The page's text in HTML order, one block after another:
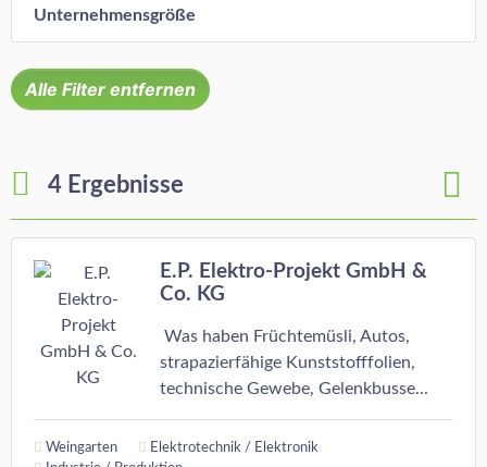
Unternehmensgröße
Alle Filter entfernen
4 Ergebnisse
E.P. Elektro-Projekt GmbH &
Co. KG
Was haben Früchtemüsli, Autos,
strapazierfähige Kunststofffolien,
technische Gewebe, Gelenkbusse...
Weingarten
Elektrotechnik / Elektronik